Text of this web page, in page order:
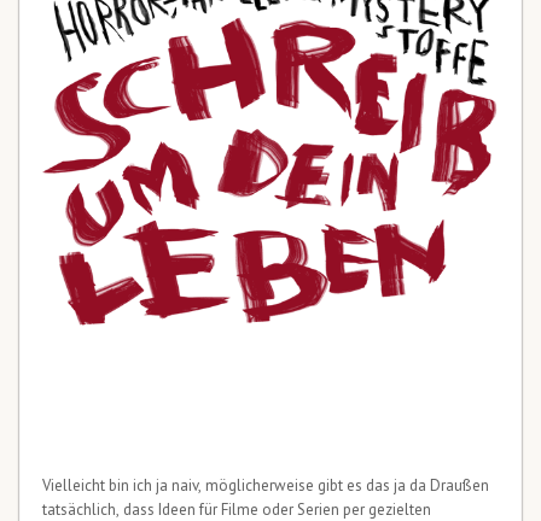
Vielleicht bin ich ja naiv, möglicherweise gibt es das ja da Draußen
tatsächlich, dass Ideen für Filme oder Serien per gezielten